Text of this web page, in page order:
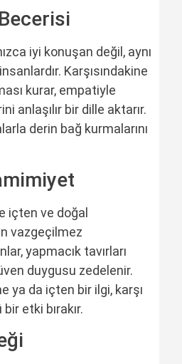
iyi konuşan değil, aynı
Karşısındakine
kurar, empatiyle
anlaşılır bir dille aktarır.
derin bağ kurmalarını
içten ve doğal
vazgeçilmez
yapmacık tavırları
duygusu zedelenir.
ya da içten bir ilgi, karşı
etki bırakır.